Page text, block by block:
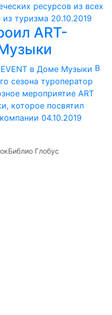
ресурсов из всех
из туризма 20.10.2019
ART-
В
сезона туроператор
мероприятие ART
которое посвятил
04.10.2019
Библио Глобус